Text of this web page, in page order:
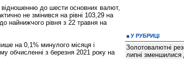
до шести основних валют,
не змінився на рівні 103,29 на
найнижчого рівня з 22 травня на
на 0,1% минулого місяця і
обчисленні з березня 2021 року на
У РУБРИЦІ
Золотовалютні
липні